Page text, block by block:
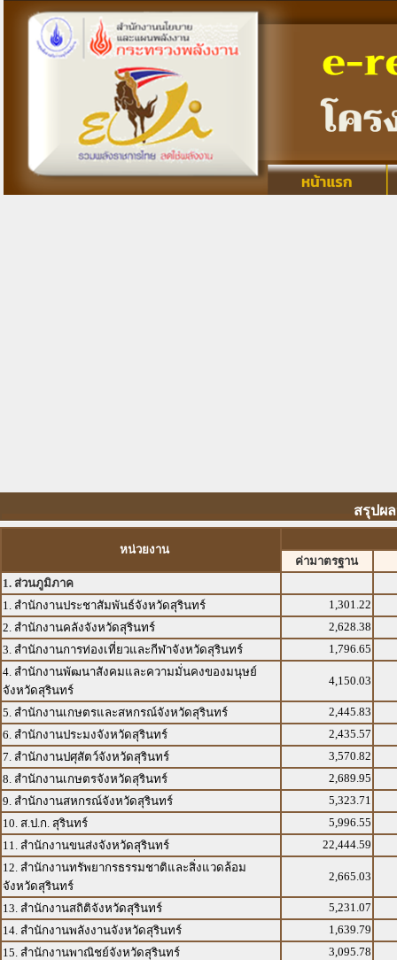
สรุปผ
หน่วยงาน
ค่ามาตรฐาน
1. ส่วนภูมิภาค
1. สำนักงานประชาสัมพันธ์จังหวัดสุรินทร์
1,301.22
2. สำนักงานคลังจังหวัดสุรินทร์
2,628.38
3. สำนักงานการท่องเที่ยวและกีฬาจังหวัดสุรินทร์
1,796.65
4. สำนักงานพัฒนาสังคมและความมั่นคงของมนุษย์
จังหวัดสุรินทร์
4,150.03
5. สำนักงานเกษตรและสหกรณ์จังหวัดสุรินทร์
2,445.83
6. สำนักงานประมงจังหวัดสุรินทร์
2,435.57
7. สำนักงานปศุสัตว์จังหวัดสุรินทร์
3,570.82
8. สำนักงานเกษตรจังหวัดสุรินทร์
2,689.95
9. สำนักงานสหกรณ์จังหวัดสุรินทร์
5,323.71
10. ส.ป.ก. สุรินทร์
5,996.55
11. สำนักงานขนส่งจังหวัดสุรินทร์
22,444.59
12. สำนักงานทรัพยากรธรรมชาติและสิ่งแวดล้อม
จังหวัดสุรินทร์
2,665.03
13. สำนักงานสถิติจังหวัดสุรินทร์
5,231.07
14. สำนักงานพลังงานจังหวัดสุรินทร์
1,639.79
15. สำนักงานพาณิชย์จังหวัดสุรินทร์
3,095.78